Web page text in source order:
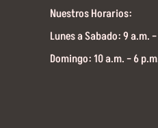
Nuestros Horarios:
Lunes a Sabado: 9 a.m.
Domingo: 10 a.m. – 6